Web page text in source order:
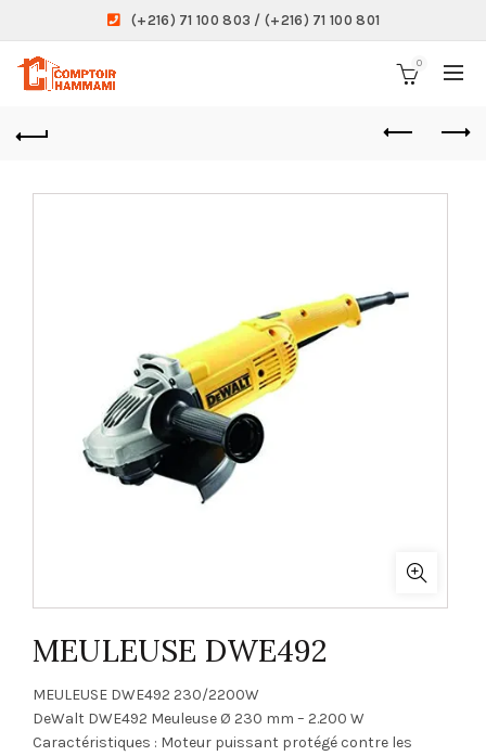
(+216) 71 100 803 / (+216) 71 100 801
0
MEULEUSE DWE492
MEULEUSE DWE492 230/2200W
DeWalt DWE492 Meuleuse Ø 230 mm – 2.200 W
Caractéristiques : Moteur puissant protégé contre les